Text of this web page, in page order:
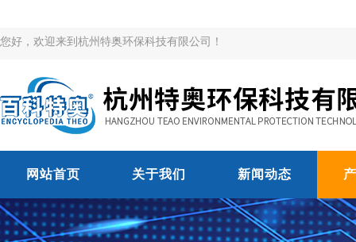
您好，欢迎来到杭州特奥环保科技有限公司！
网站首页 关于我们 新闻动态